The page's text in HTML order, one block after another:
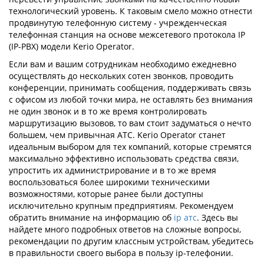
технологический уровень. К таковым смело можно отнести
продвинутую телефонную систему - учрежденческая
телефонная станция на основе межсетевого протокола IP
(IP-PBX) модели Kerio Operator.
Если вам и вашим сотрудникам необходимо ежедневно
осуществлять до нескольких сотен звонков, проводить
конференции, принимать сообщения, поддерживать связь
с офисом из любой точки мира, не оставлять без внимания
не один звонок и в то же время контролировать
маршрутизацию вызовов, то вам стоит задуматься о нечто
большем, чем привычная АТС. Kerio Operator станет
идеальным выбором для тех компаний, которые стремятся
максимально эффективно использовать средства связи,
упростить их администрирование и в то же время
воспользоваться более широкими техническими
возможностями, которые ранее были доступны
исключительно крупным предприятиям. Рекомендуем
обратить внимание на информацию об ip атс. Здесь вы
найдете много подробных ответов на сложные вопросы,
рекомендации по другим классным устройствам, убедитесь
в правильности своего выбора в пользу ip-телефонии.